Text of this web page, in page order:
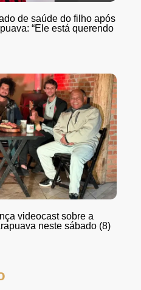
de saúde do filho após
“Ele está querendo
videocast sobre a
neste sábado (8)